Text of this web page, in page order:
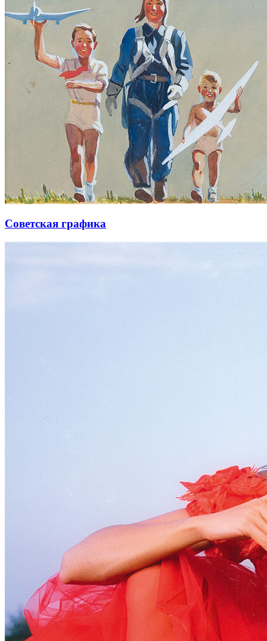
Советская графика